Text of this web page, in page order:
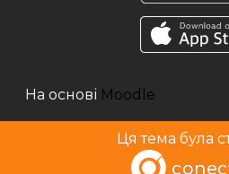
На основі Moodle
Ця тема була